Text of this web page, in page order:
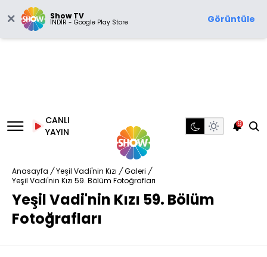
Show TV
İNDİR - Google Play Store Görüntüle
CANLI
YAYIN
9
Anasayfa / Yeşil Vadi'nin Kızı / Galeri /
Yeşil Vadi'nin Kızı 59. Bölüm Fotoğrafları
Yeşil Vadi'nin Kızı 59. Bölüm
Fotoğrafları